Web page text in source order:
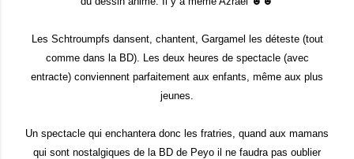
Les Schtroumpfs dansent, chantent, Gargamel les déteste (tout
comme dans la BD). Les deux heures de spectacle (avec
entracte) conviennent parfaitement aux enfants, même aux plus
jeunes.
Un spectacle qui enchantera donc les fratries, quand aux mamans
qui sont nostalgiques de la BD de Peyo il ne faudra pas oublier